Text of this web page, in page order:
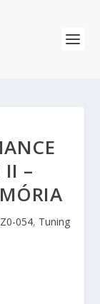
II –
054, Tuning